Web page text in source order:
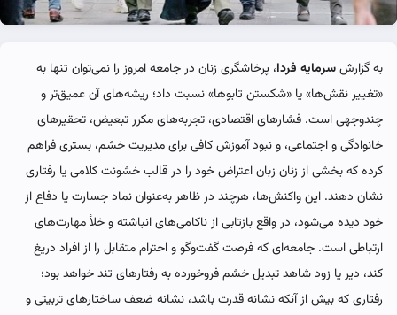
به گزارشسرمایه فردا، پرخاشگری زنان در جامعه امروز را نمی‌توان تنها به
«تغییر نقش‌ها» یا «شکستن تابوها» نسبت داد؛ ریشه‌های آن عمیق‌تر و
چندوجهی است. فشارهای اقتصادی، تجربه‌های مکرر تبعیض، تحقیرهای
خانوادگی و اجتماعی، و نبود آموزش کافی برای مدیریت خشم، بستری فراهم
کرده که بخشی از زنان زبان اعتراض خود را در قالب خشونت کلامی یا رفتاری
نشان دهند. این واکنش‌ها، هرچند در ظاهر به‌عنوان نماد جسارت یا دفاع از
خود دیده می‌شود، در واقع بازتابی از ناکامی‌های انباشته و خلأ مهارت‌های
ارتباطی است. جامعه‌ای که فرصت گفت‌وگو و احترام متقابل را از افراد دریغ
کند، دیر یا زود شاهد تبدیل خشم فروخورده به رفتارهای تند خواهد بود؛
رفتاری که بیش از آنکه نشانه قدرت باشد، نشانه ضعف ساختارهای تربیتی و